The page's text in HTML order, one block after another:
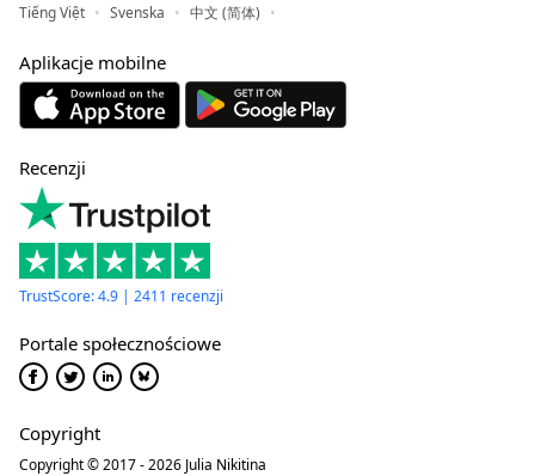
Tiếng Việt
Svenska 中文 (简体)
Aplikacje mobilne
Recenzji
TrustScore: 4.9 | 2411 recenzji
Portale społecznościowe
Copyright
Copyright © 2017 - 2026 Julia Nikitina